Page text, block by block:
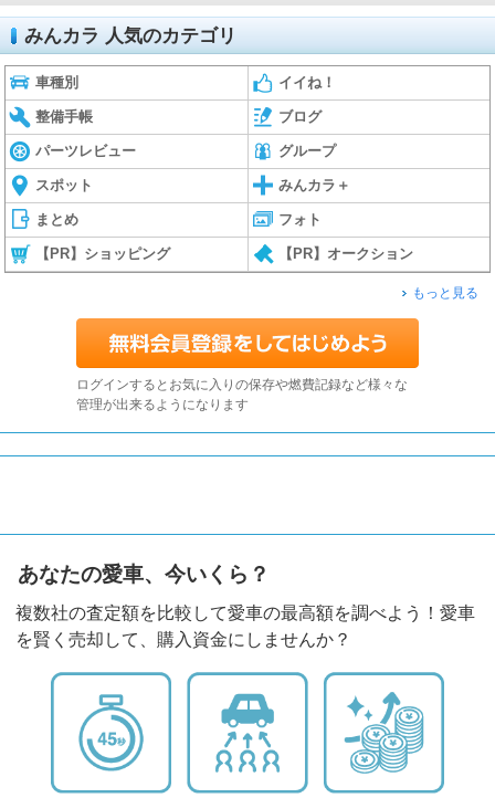
みんカラ 人気のカテゴリ
車種別 イイね！
整備手帳 ブログ
パーツレビュー グループ
スポット みんカラ＋
まとめ フォト
【PR】ショッピング 【PR】オークション
もっと見る
ログインするとお気に入りの保存や燃費記録など様々な
管理が出来るようになります
あなたの愛車、今いくら？
複数社の査定額を比較して愛車の最高額を調べよう！愛車
を賢く売却して、購入資金にしませんか？